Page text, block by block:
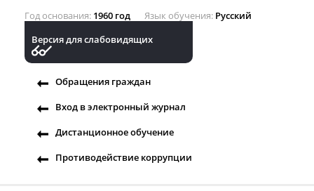
Год основания 1960 год Язык обучения Русский
Версия для слабовидящих
Обращения граждан
Вход в электронный журнал
Дистанционное обучение
Противодействие коррупции